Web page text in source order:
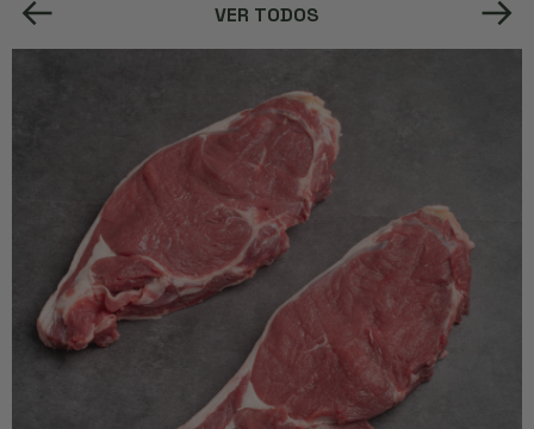
VER TODOS